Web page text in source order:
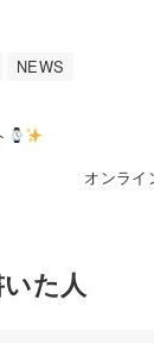
NEWS
オンライ
た人